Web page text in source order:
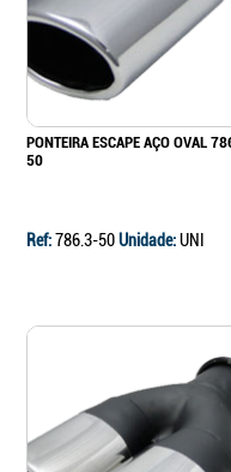
PONTEIRA ESCAPE AÇO OVAL
50
Ref:786.3-50Unidade:UNI